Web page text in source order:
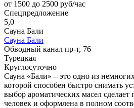
от 1500 до 2500 руб/час
Спецпредложение
5,0
Сауна Бали
Сауна Бали
Обводный канал пр-т, 76
Турецкая
Круглосуточно
Сауна «Бали» – это одно из
которой способен быстро снимать
выбор ароматических масел
человек и оформлена в полном